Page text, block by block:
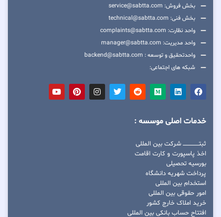
بخش فروش: service@sabtta.com
بخش فنی: technical@sabtta.com
واحد نظارت: complaints@sabtta.com
واحد مدیریت: manager@sabtta.com
واحدتحقیق و توسعه : backend@sabtta.com
شبکه های اجتماعی:
خدمات اصلی موسسه :
ثبتــــــــــــــــ شرکت بین المللی
اخذ پاسپورت و کارت اقامت
بورسیه تحصیلی
پرداخت شهریه دانشگاه
استخدام بین المللی
امور حقوقی بین المللی
خرید املاک خارج کشور
افتتاح حساب بانکی بین المللی